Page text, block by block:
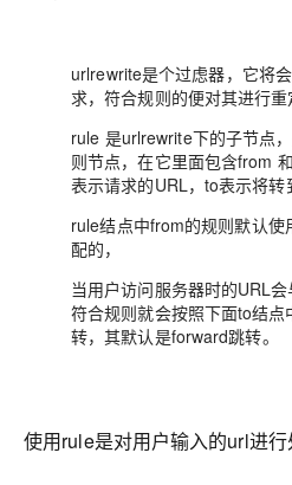
urlrewrite是个过虑器，它将
求，符合规则的便对其进行重
rule 是urlrewrite下的子节点
则节点，在它里面包含from
表示请求的URL，to表示将转
rule结点中from的规则默认使
配的，
当用户访问服务器时的URL
符合规则就会按照下面to结
转，其默认是forward跳转。
使用rule是对用户输入的url进行